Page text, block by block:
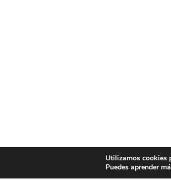
Utilizamos cookies
Puedes aprender